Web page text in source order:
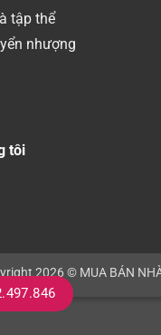
tập thể
nhượng
tôi
2026 © MUA BÁN